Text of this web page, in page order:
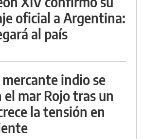
oficial a Argentina:
al país
indio se
mar Rojo tras un
la tensión en